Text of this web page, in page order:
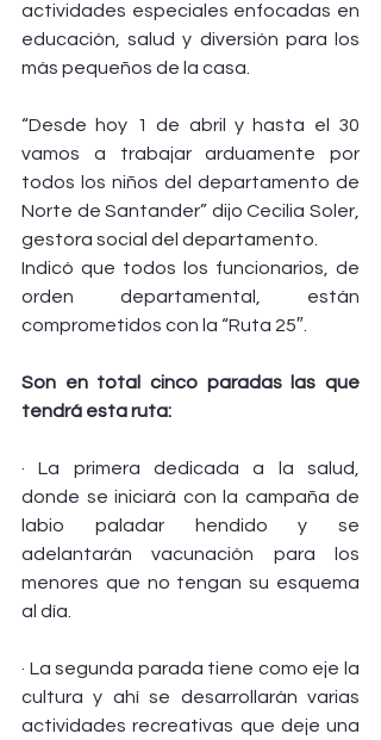
actividades especiales enfocadas en
educación, salud y diversión para los
más pequeños de la casa.
“Desde hoy 1 de abril y hasta el 30
vamos a trabajar arduamente por
todos los niños del departamento de
Norte de Santander” dijo Cecilia Soler,
gestora social del departamento.
Indicó que todos los funcionarios, de
orden departamental, están
comprometidos con la “Ruta 25″.
Son en total cinco paradas las que
tendrá esta ruta:
· La primera dedicada a la salud,
donde se iniciará con la campaña de
labio paladar hendido y se
adelantarán vacunación para los
menores que no tengan su esquema
al día.
· La segunda parada tiene como eje la
cultura y ahí se desarrollarán varias
actividades recreativas que deje una